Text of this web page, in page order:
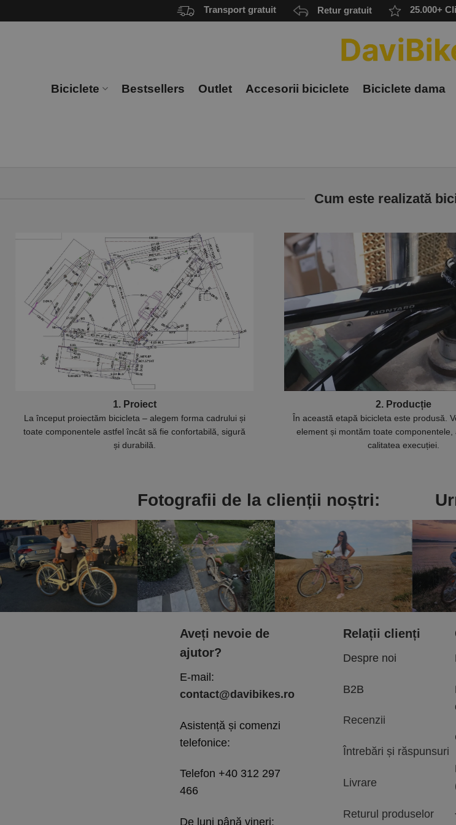
to
Transport gratuit Retur gratuit 25.000+
Biciclete Bestsellers Outlet Accesorii biciclete Biciclete dama
Cum este realizată
1. Proiect
La început proiectăm bicicleta – alegem forma cadrului și
toate componentele astfel încât să fie confortabilă, sigură
și durabilă.
2. Producție
În această etapă bicicleta este produsă.
element și montăm toate componentele,
calitatea execuției.
Fotografii de la clienții noștri:
Aveți nevoie de
ajutor?
E-mail:
contact@davibikes.ro
Asistență și comenzi
telefonice:
Telefon +40 312 297
466
De luni până vineri:
Relații clienți
Despre noi
B2B
Recenzii
Întrebări și răspunsuri
Livrare
Returul produselor